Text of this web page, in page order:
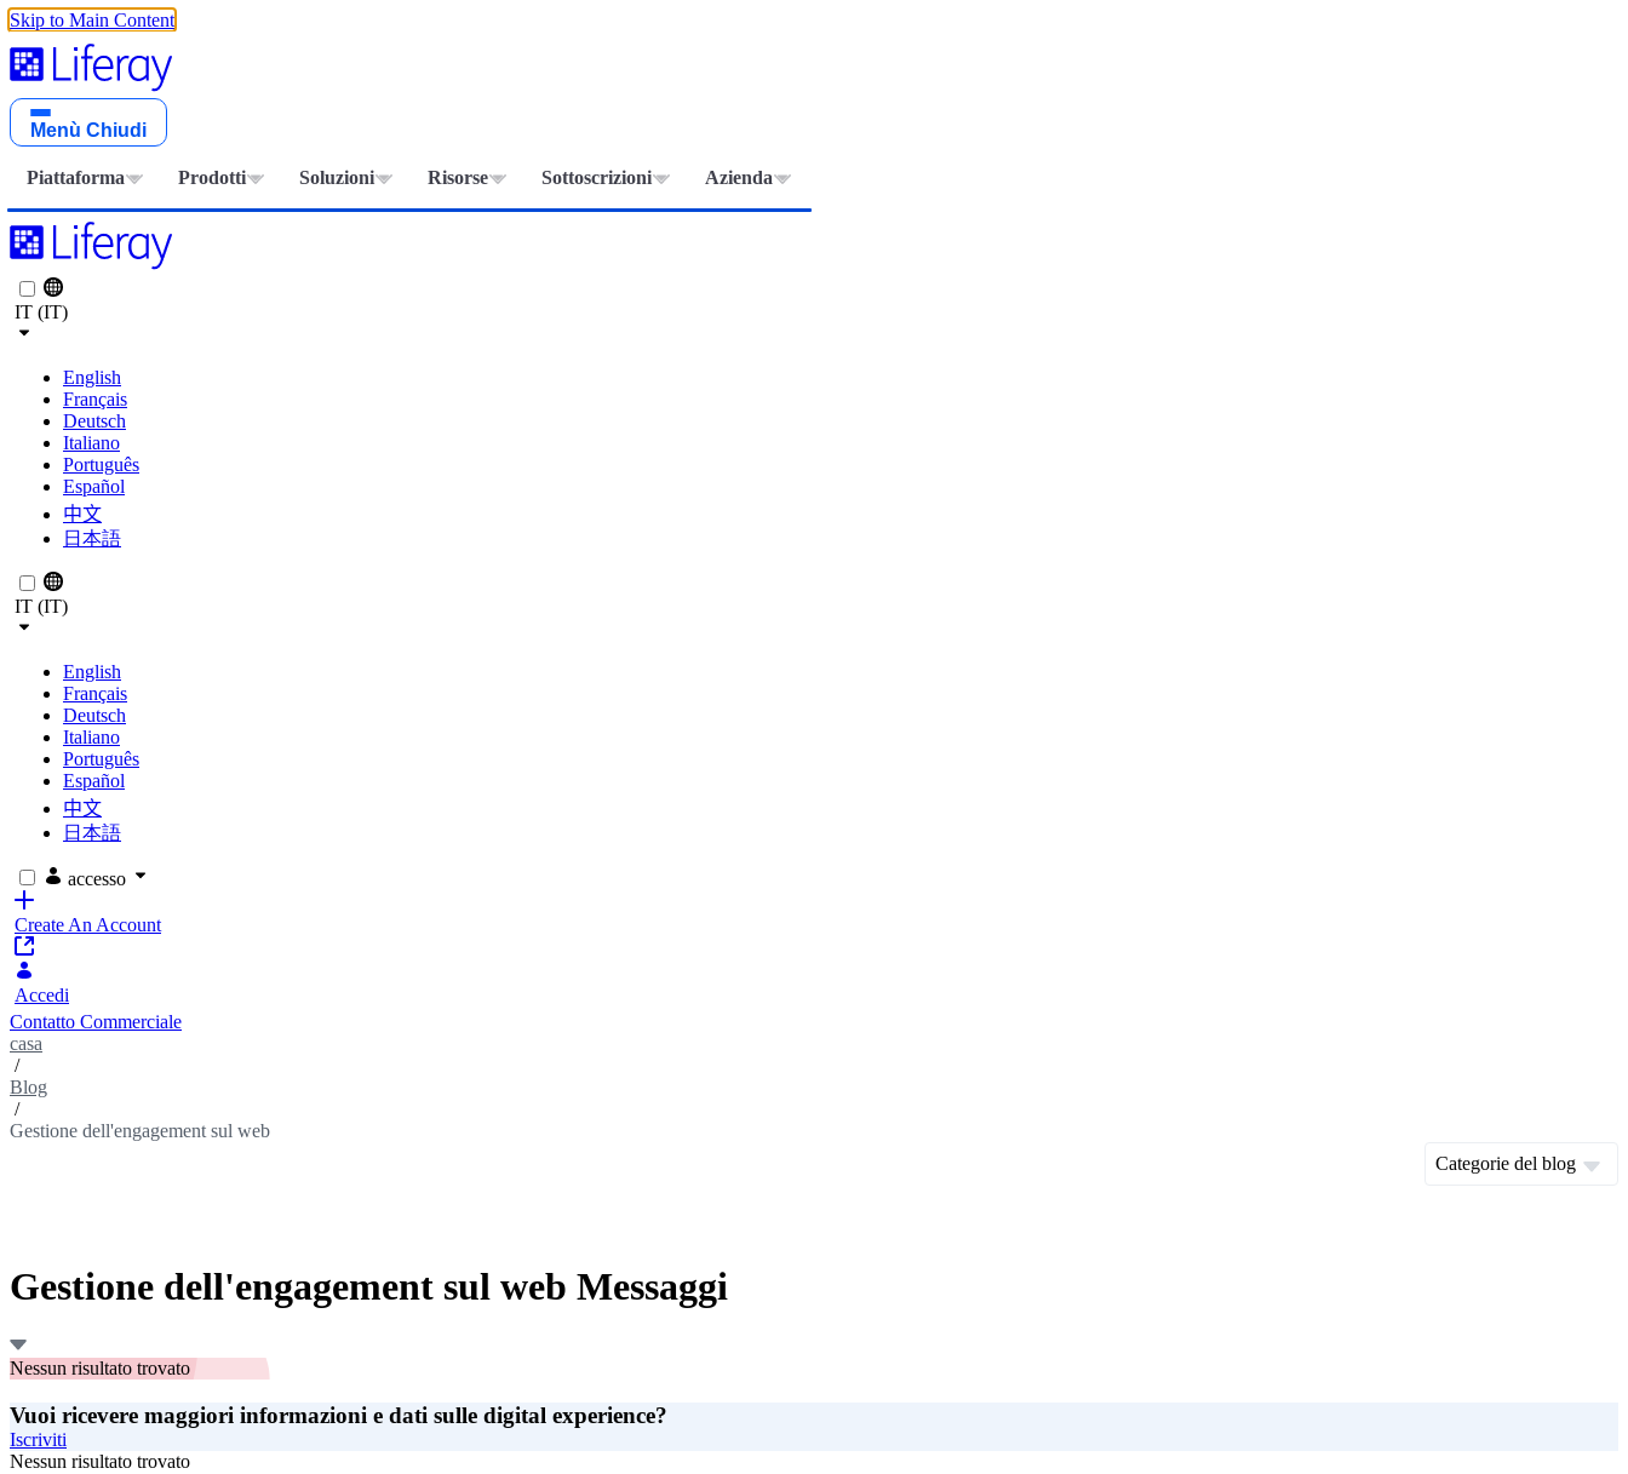
Skip to Main Content
Menù Chiudi
Piattaforma Prodotti Soluzioni Risorse Sottoscrizioni Azienda
IT (IT)
English
Français
Deutsch
Italiano
Português
Español
中文
日本語
IT (IT)
English
Français
Deutsch
Italiano
Português
Español
中文
日本語
accesso
Create An Account
Accedi
Contatto Commerciale
casa
/
Blog
/
Gestione dell'engagement sul web
Categorie del blog
Gestione dell'engagement sul web Messaggi
Nessun risultato trovato
Vuoi ricevere maggiori informazioni e dati sulle digital experience?
Iscriviti
Nessun risultato trovato